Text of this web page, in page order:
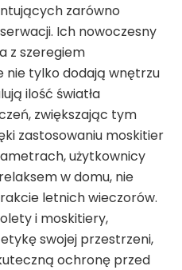
zarówno
Ich nowoczesny
z szeregiem
tylko dodają wnętrzu
ilość światła
zwiększając tym
zastosowaniu moskitier
użytkownicy
w domu, nie
letnich wieczorów.
i moskitiery,
swojej przestrzeni,
ochronę przed